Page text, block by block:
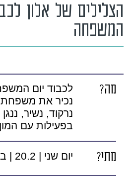
הצלילים של אלון
המשפחה
מה?
לכבוד יום
נכיר את
נרקוד, נשיר,
בפעילות עם
מתי? יום שני | 20.2 | בשעה 17:00